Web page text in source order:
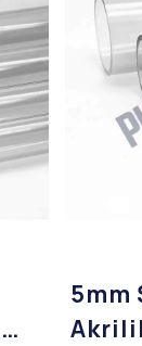
5mm